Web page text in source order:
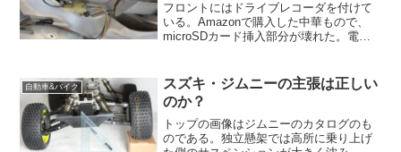
フロントにはドライブレコーダを付けて
いる。Amazonで購入した中華もので、
microSDカード挿入部分が壊れた。電気
microSDソケット自体のバネを取り去
り、...
自動車&バイク
スズキ・ジムニーの主張は正しい
のか？
トップの画像はジムニーのカタログのも
のである。独立懸架では高所に乗り上げ